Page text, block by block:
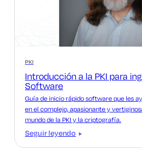
PKI
Introducción a la PKI para
Software
Guía de inicio rápido software que les
en el complejo, apasionante y
mundo de la PKI y la criptografía.
Seguir leyendo